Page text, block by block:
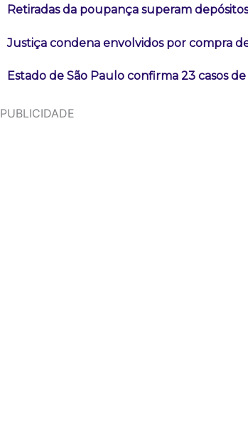
Retiradas da poupança superam
Justiça condena envolvidos por compra
Estado de São Paulo confirma 23 casos
PUBLICIDADE